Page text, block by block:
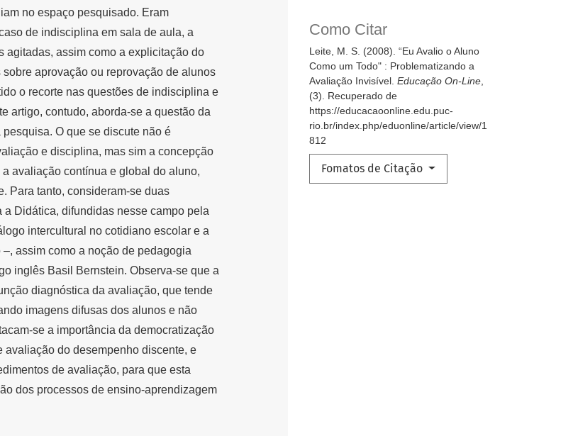
Como Citar
Leite, M. S. (2008). “Eu Avalio o Aluno
Como um Todo" : Problematizando a
Avaliação Invisível. Educação On-Line,
(3). Recuperado de
https://educacaoonline.edu.puc-
rio.br/index.php/eduonline/article/view/1
812
Fomatos de Citação
no espaço pesquisado. Eram
de indisciplina em sala de aula, a
agitadas, assim como a explicitação do
aprovação ou reprovação de alunos
o recorte nas questões de indisciplina e
artigo, contudo, aborda-se a questão da
O que se discute não é
e disciplina, mas sim a concepção
avaliação contínua e global do aluno,
Para tanto, consideram-se duas
Didática, difundidas nesse campo pela
intercultural no cotidiano escolar e a
assim como a noção de pedagogia
inglês Basil Bernstein. Observa-se que a
diagnóstica da avaliação, que tende
imagens difusas dos alunos e não
se a importância da democratização
do desempenho discente, e
de avaliação, para que esta
dos processos de ensino-aprendizagem